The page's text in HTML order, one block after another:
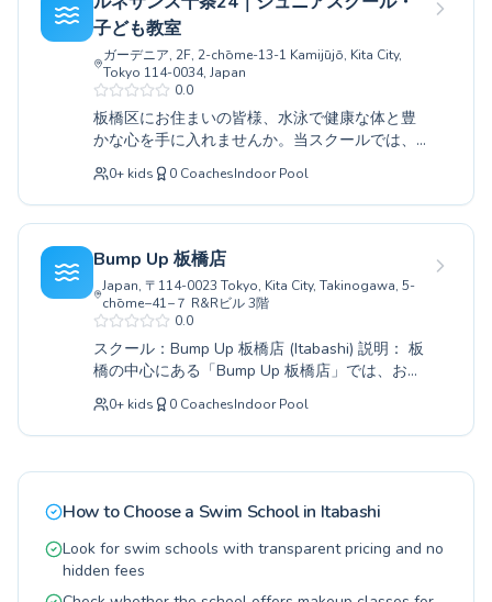
がけております。経験豊富なインストラクター
が、一人ひとりのペースに合わせ、泳ぐ楽しさ
を感じていただけるよう丁寧にサポートいたし
ます。皆様の健康増進や、水泳技術の向上に、
ぜひ当スクールをご利用ください。無料体験レ
ッスンも随時受付中です。
子ども教室
ガーデニア, 2F, 2-chōme-13-1 Kamijūjō, Kita City,
Tokyo 114-0034, Japan
0.0
板橋区にお住まいの皆様、水泳で健康な体と豊
かな心を手に入れませんか。当スクールでは、
小さなお子様から大人の方まで、それぞれのレ
ベルに合わせたきめ細やかな指導を提供してお
ります。全くの初心者の方から、さらなる技術
向上を目指す方まで、経験豊富なコーチ陣が丁
寧にサポートいたします。水の楽しさを全身で
感じながら、無理なく上達できるプログラムが
充実しています。「ルネサンス十条24｜ジュニ
アスクール・子ども教室」で、お子様の成長を
応援し、大人の皆様にはリフレッシュのひとと
きをお届けします。ぜひ一度、見学や体験レッ
スンにお越しください。
0+ kids 0 CoachesIndoor Pool
Bump Up 板橋店
Japan, 〒114-0023 Tokyo, Kita City, Takinogawa, 5-
chōme−41−７ R&Rビル 3階
0.0
スクール：Bump Up 板橋店 (Itabashi) 説明： 板
橋の中心にある「Bump Up 板橋店」では、お子
様から大人の方まで、あらゆるレベルに対応し
た水泳教室を開催しております。初めて水に触
れる方も、更なるレベルアップを目指す方も、
ール空間で、水泳の楽しさを実感していただけ
ることでしょう。泳ぎの基礎はもちろん、健康
維持や体力向上にも繋がるプログラムをご用意
しております。ぜひ一度、体験レッスンにお越
しください。皆様の笑顔にお会いできるのを心
0+ kids 0 CoachesIndoor Pool
How to Choose a Swim School in Itabashi
Look for swim schools with transparent pricing and no
hidden fees